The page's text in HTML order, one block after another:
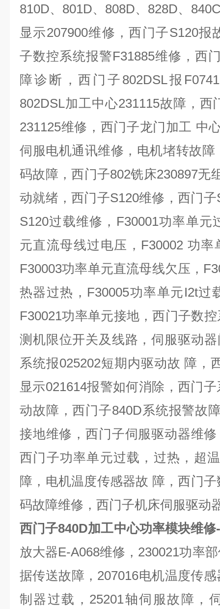
810D、 801D、 808D、 828D、
显示207900维修，西门子S120报
子数控系统报警F31885维修，西
障诊断，西门子 802DSL报
802DSL加工中心231115故障，西
231125维修，西门子龙门加工 中
伺服电机通讯维修，电机堵转故障
码故障，西门子802铣床230897无
动就绪，西门子S120维修，西门子
S120过载维修， F30001功率单元
元直流母线过电压， F30002 功率
F30003功率单元直流母线欠压，
热器过热， F30005功率单元I2t过
F30021功率单元接地，西门子数
测机限位开关及线路，伺服驱动
系统报025202短期内驱动故 障，
显示021614报警如何消除，西门
动故障，西门子840D系统报警故
接地维修，西门子伺服驱动器维
西门子功率单元过载，过热，超
障，电机温度传感器故 障，西门
码故障维修，西门子机床伺服驱动
西门子840D加工中心功率模块维
放大器E-A068维修， 230021功率
据传送故障， 207016电机温度传
制器过载， 25201轴伺服故障，